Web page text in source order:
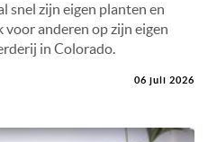
snel zijn eigen planten en
anderen op zijn eigen
in Colorado.
06 juli 2026